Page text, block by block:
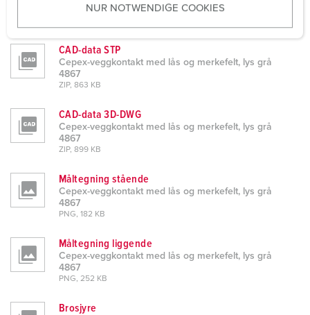
w
a
h
l
NUR NOTWENDIGE COOKIES
CAD-data STP
Cepex-veggkontakt med lås og merkefelt, lys grå
4867
ZIP, 863 KB
CAD-data 3D-DWG
Cepex-veggkontakt med lås og merkefelt, lys grå
4867
ZIP, 899 KB
Måltegning stående
Cepex-veggkontakt med lås og merkefelt, lys grå
4867
PNG, 182 KB
Måltegning liggende
Cepex-veggkontakt med lås og merkefelt, lys grå
4867
PNG, 252 KB
Brosjyre